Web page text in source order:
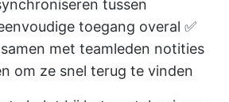
tussen
toegang overal ✅
met teamleden notities
om ze snel terug te vinden